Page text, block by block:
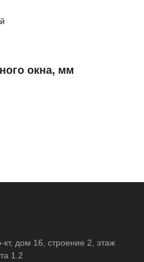
окна, мм
кт, дом 16, строение 2, этаж
1.2